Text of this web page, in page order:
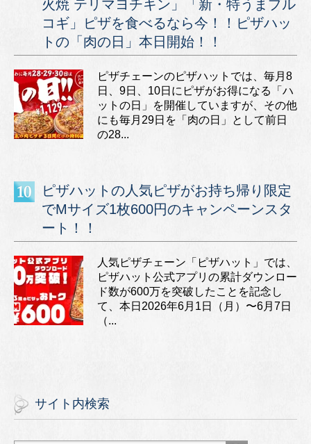
火焼 テリマヨチキン」「新・特うまプル
コギ」ピザを食べるなら今！！ピザハッ
トの「肉の日」本日開始！！
ピザチェーンのピザハットでは、毎月8
日、9日、10日にピザがお得になる「ハ
ットの日」を開催していますが、その他
にも毎月29日を「肉の日」として前日
の28...
ピザハットの人気ピザがお持ち帰り限定
でMサイズ1枚600円のキャンペーンスタ
ート！！
人気ピザチェーン「ピザハット」では、
ピザハット公式アプリの累計ダウンロー
ド数が600万を突破したことを記念し
て、本日2026年6月1日（月）〜6月7日
（...
サイト内検索